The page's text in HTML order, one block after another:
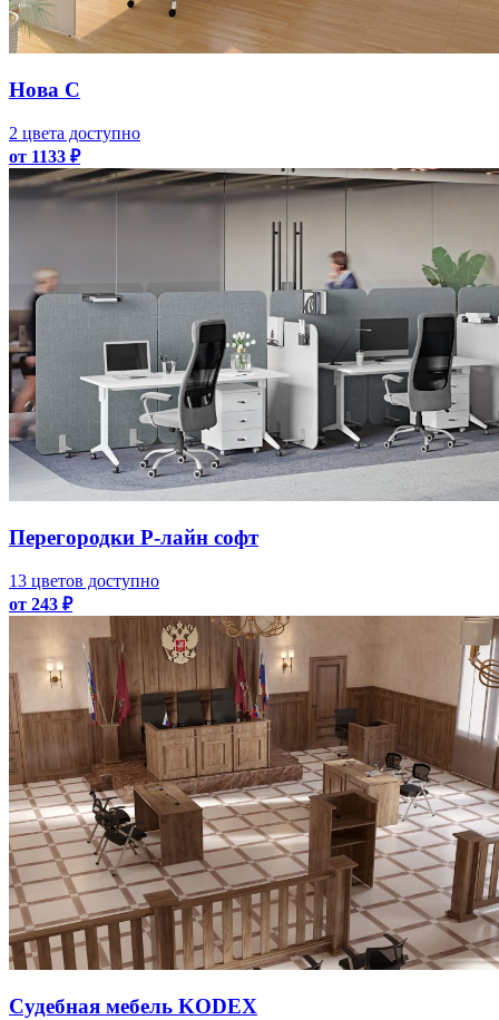
Нова С
2 цвета доступно
от 1133 ₽
Перегородки Р-лайн софт
13 цветов доступно
от 243 ₽
Судебная мебель KODEX